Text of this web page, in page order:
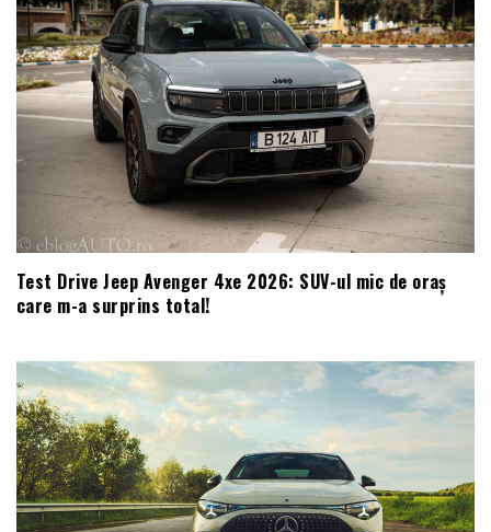
Test Drive Jeep Avenger 4xe 2026: SUV-ul mic de oraș
care m-a surprins total!